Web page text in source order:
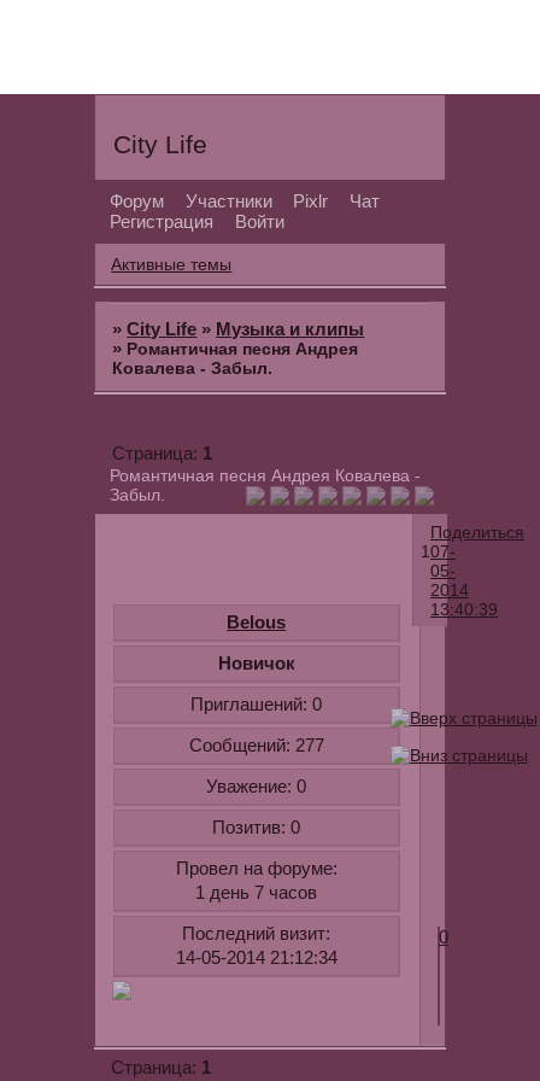
City Life
Форум Участники Pixlr
Чат
Регистрация
Войти
Активные темы
»City Life » Музыка и клипы
» Романтичная песня Андрея
Ковалева - Забыл.
Романтичная песня Андрея Ковалева -
Забыл.
Страница: 1
Поделиться
107-
05-
2014
13:40:39
Belous
Новичок
Приглашений: 0
Сообщений: 277
Уважение: 0
Позитив: 0
Провел на форуме:
1 день 7 часов
Последний визит:
14-05-2014 21:12:34
-
0
Страница: 1